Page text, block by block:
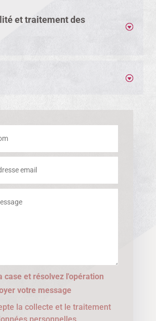
et traitement des
case et résolvez l'opération
votre message
la collecte et le traitement